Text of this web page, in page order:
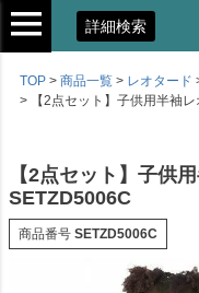
詳細検索
TOP 商品一覧 レオタード
【2点セット】子供用半袖
【2点セット】子供
SETZD5006C
商品番号 SETZD5006C